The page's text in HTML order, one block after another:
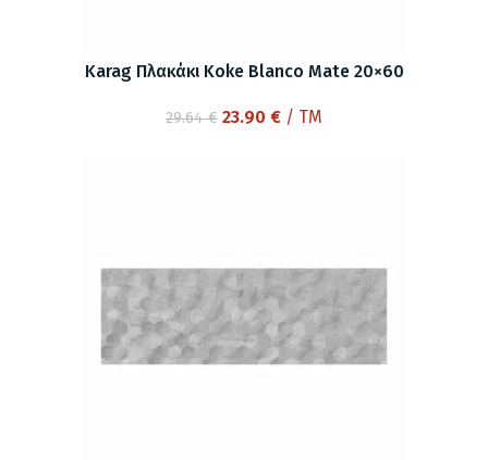
Karag Πλακάκι Koke Blanco Mate 20×60
29.64€ Original
23.90 €Η/ TM